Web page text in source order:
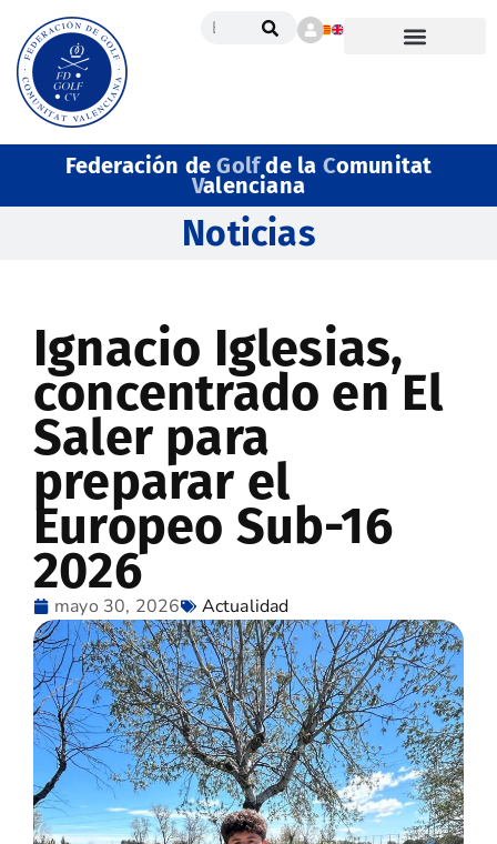
Federación deGolfde la Comunitat
Valenciana
Noticias
Ignacio Iglesias,
concentrado en El
Saler para
preparar el
Europeo Sub-16
2026
mayo 30, 2026 Actualidad